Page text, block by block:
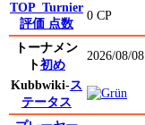
TOP_Turnier
評価 点数
0 CP
トーナメン
ト初め
2026/08/08
Kubbwiki-ス
テータス